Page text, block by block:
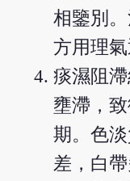
相鑒別
方用理氣
痰濕阻
壅滯，
期。色
差，白